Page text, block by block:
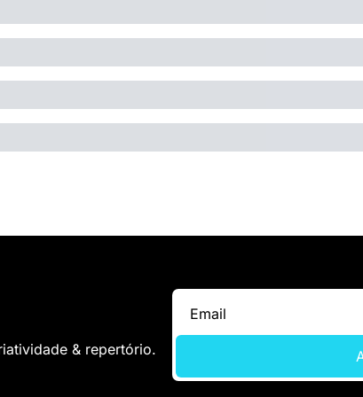
& repertório.